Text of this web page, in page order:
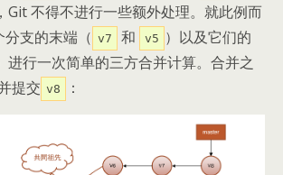
Git 不得不进行一些额外处理。就此例而
支的末端（ v7 和 v5 ）以及它们的
进行一次简单的三方合并计算。合并之
提交 v8 ：